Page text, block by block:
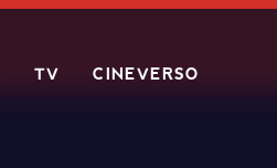
TV CINEVERSO